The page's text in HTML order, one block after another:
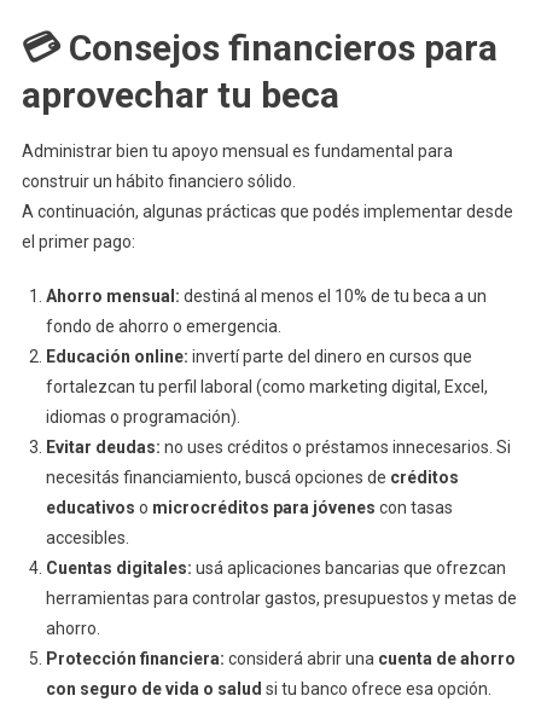
💳 Consejos financieros para
aprovechar tu beca
Administrar bien tu apoyo mensual es fundamental para
construir un hábito financiero sólido.
A continuación, algunas prácticas que podés implementar desde
el primer pago:
Ahorro mensual: destiná al menos el 10% de tu beca a un
fondo de ahorro o emergencia.
Educación online: invertí parte del dinero en cursos que
fortalezcan tu perfil laboral (como marketing digital, Excel,
idiomas o programación).
Evitar deudas: no uses créditos o préstamos innecesarios. Si
necesitás financiamiento, buscá opciones de créditos
educativos o microcréditos para jóvenes con tasas
accesibles.
Cuentas digitales: usá aplicaciones bancarias que ofrezcan
herramientas para controlar gastos, presupuestos y metas de
ahorro.
Protección financiera: considerá abrir una cuenta de ahorro
con seguro de vida o salud si tu banco ofrece esa opción.